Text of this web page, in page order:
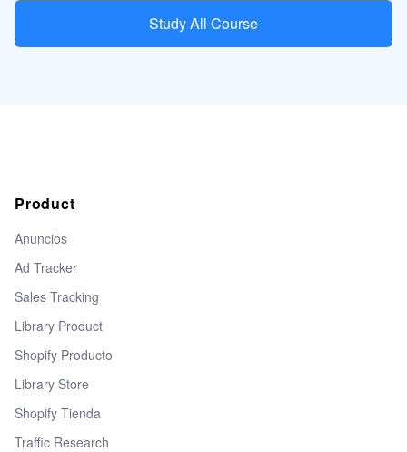
Study All Course
Product
Anuncios
Ad Tracker
Sales Tracking
Library Product
Shopify Producto
Library Store
Shopify Tienda
Traffic Research